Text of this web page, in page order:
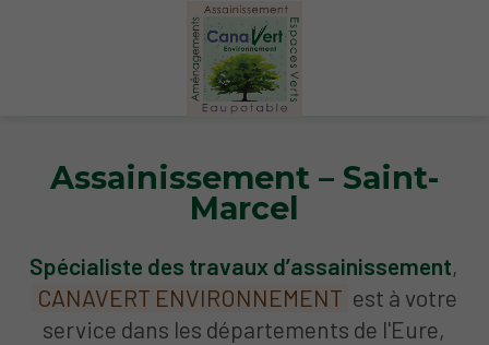
Assainissement – Saint-
Marcel
Spécialiste des travaux d’assainissement,
CANAVERT ENVIRONNEMENT est à votre
service dans les départements de l'Eure,